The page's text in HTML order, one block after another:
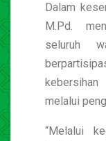
Dalam
M.Pd.
seluruh
melalui
“Melalui